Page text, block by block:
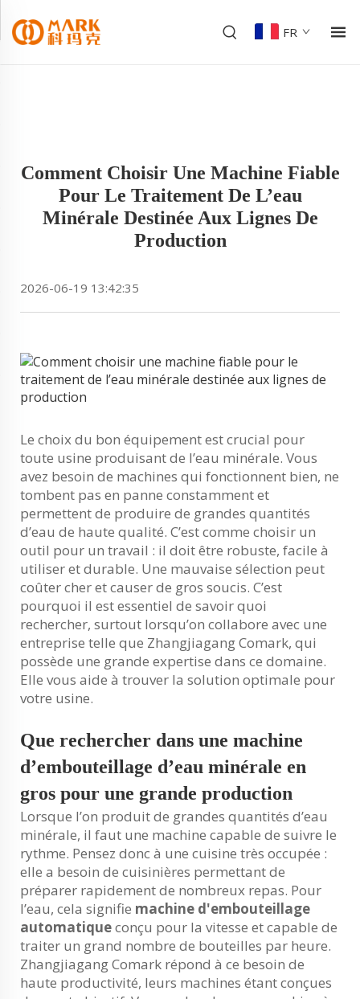
FR
Comment Choisir Une Machine Fiable
Pour Le Traitement De L’eau
Minérale Destinée Aux Lignes De
Production
2026-06-19 13:42:35
Le choix du bon équipement est crucial pour
toute usine produisant de l’eau minérale. Vous
avez besoin de machines qui fonctionnent bien, ne
tombent pas en panne constamment et
permettent de produire de grandes quantités
d’eau de haute qualité. C’est comme choisir un
outil pour un travail : il doit être robuste, facile à
utiliser et durable. Une mauvaise sélection peut
coûter cher et causer de gros soucis. C’est
pourquoi il est essentiel de savoir quoi
rechercher, surtout lorsqu’on collabore avec une
entreprise telle que Zhangjiagang Comark, qui
possède une grande expertise dans ce domaine.
Elle vous aide à trouver la solution optimale pour
votre usine.
Que rechercher dans une machine
d’embouteillage d’eau minérale en
gros pour une grande production
Lorsque l’on produit de grandes quantités d’eau
minérale, il faut une machine capable de suivre le
rythme. Pensez donc à une cuisine très occupée :
elle a besoin de cuisinières permettant de
préparer rapidement de nombreux repas. Pour
l’eau, cela signifie machine d'embouteillage
automatiqueconçu pour la vitesse et capable de
traiter un grand nombre de bouteilles par heure.
Zhangjiagang Comark répond à ce besoin de
haute productivité, leurs machines étant conçues